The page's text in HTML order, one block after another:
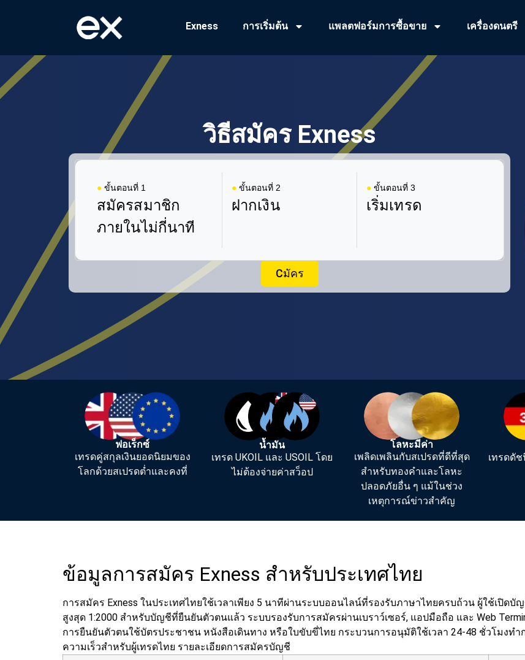
Exness การเริ่มต้น แพลตฟอร์มการซื้อขาย เครื่องดนตรี
วิธีสมัคร Exness
● ขั้นตอนที่ 1
สมัครสมาชิก
ภายในไม่กี่นาที
● ขั้นตอนที่ 2
ฝากเงิน
● ขั้นตอนที่ 3
เริ่มเทรด
Сมัคร
ฟอเร็กซ์
เทรดคู่สกุลเงินยอดนิยมของ
โลกด้วยสเปรดต่ำและคงที่
น้ำมัน
เทรด UKOIL และ USOIL โดย
ไม่ต้องจ่ายค่าสว็อป
โลหะมีค่า
เพลิดเพลินกับสเปรดที่ดีที่สุด
สำหรับทองคำและโลหะ
ปลอดภัยอื่น ๆ แม้ในช่วง
เหตุการณ์ข่าวสำคัญ
เทรดดั
ข้อมูลการสมัคร Exness สำหรับประเทศไทย
การสมัคร Exness ในประเทศไทยใช้เวลาเพียง 5 นาทีผ่านระบบออนไลน์ที่รองรับภาษาไทยครบถ้วน ผู้ใช้เปิดบัญ
สูงสุด 1:2000 สำหรับบัญชีที่ยืนยันตัวตนแล้ว ระบบรองรับการสมัครผ่านเบราว์เซอร์, แอปมือถือ และ Web
การยืนยันตัวตนใช้บัตรประชาชน หนังสือเดินทาง หรือใบขับขี่ไทย กระบวนการอนุมัติใช้เวลา 24-48 ชั่วโมงทำ
ความเร็วสำหรับผู้เทรดไทย รายละเอียดการสมัครบัญชี